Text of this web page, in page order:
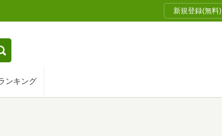
新規登録(無料)
ンキング